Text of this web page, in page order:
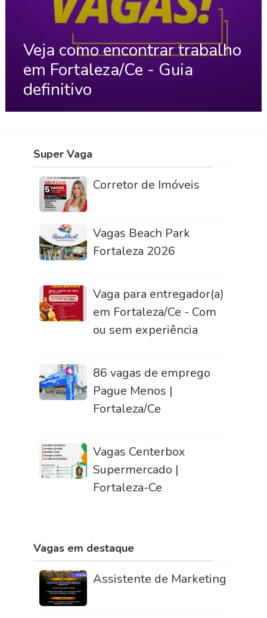
Veja como encontrar trabalho
em Fortaleza/Ce - Guia
definitivo
Super Vaga
Corretor de Imóveis
Vagas Beach Park
Fortaleza 2026
Vaga para entregador(a)
em Fortaleza/Ce - Com
ou sem experiência
86 vagas de emprego
Pague Menos |
Fortaleza/Ce
Vagas Centerbox
Supermercado |
Fortaleza-Ce
Vagas em destaque
Assistente de Marketing